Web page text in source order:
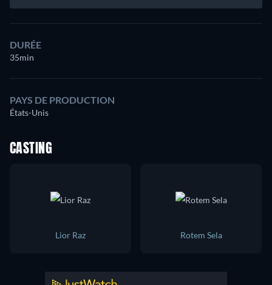
DURÉE
35min
PAYS DE PRODUCTION
États-Unis
CASTING
Lior Raz Rotem Sela